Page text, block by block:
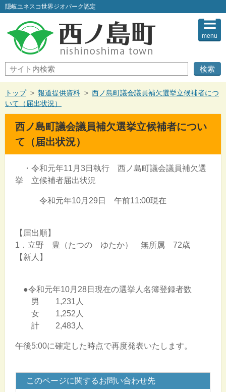
このページの本文へ
隠岐ユネスコ世界ジオパーク認定
サ
イ
ト
内
検
索
menu
現
在
の
トップ > 報道提供資料 > 西ノ島町議会議員補欠選挙立候補者につ
いて（届出状況）
西ノ島町議会議員補欠選挙立候補者につい
て（届出状況）
・令和元年11月3日執行 西ノ島町議会議員補欠選
挙 立候補者届出状況
令和元年10月29日 午前11:00現在
【届出順】
1．立野 豊（たつの ゆたか） 無所属 72歳
【新人】
●令和元年10月28日現在の選挙人名簿登録者数
男 1,231人
女 1,252人
計 2,483人
午後5:00に確定した時点で再度発表いたします。
このページに関するお問い合わせ先